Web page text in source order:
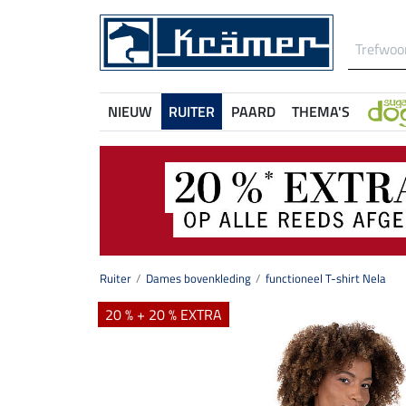
NIEUW RUITER PAARD THEMA'S
Ruiter Dames bovenkleding functioneel T-shirt Nela
20 % + 20 % EXTRA